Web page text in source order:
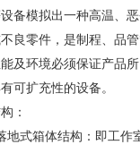
备模拟出一种高温、
良零件，是制程、品管
环境必须保证产品所
可扩充性的设备。
：
箱体结构：即工作